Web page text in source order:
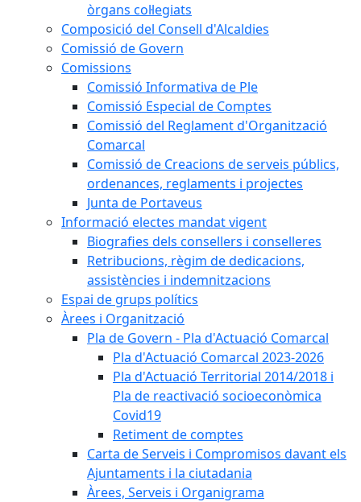
òrgans col·legiats
Composició del Consell d'Alcaldies
Comissió de Govern
Comissions
Comissió Informativa de Ple
Comissió Especial de Comptes
Comissió del Reglament d'Organització
Comarcal
Comissió de Creacions de serveis públics,
ordenances, reglaments i projectes
Junta de Portaveus
Informació electes mandat vigent
Biografies dels consellers i conselleres
Retribucions, règim de dedicacions,
assistències i indemnitzacions
Espai de grups polítics
Àrees i Organització
Pla de Govern - Pla d'Actuació Comarcal
Pla d'Actuació Comarcal 2023-2026
Pla d'Actuació Territorial 2014/2018 i
Pla de reactivació socioeconòmica
Covid19
Retiment de comptes
Carta de Serveis i Compromisos davant els
Ajuntaments i la ciutadania
Àrees, Serveis i Organigrama